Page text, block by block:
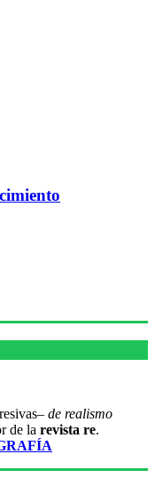
– de realismo
de la revista re.